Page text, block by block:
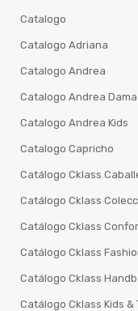
Catalogo
Catalogo Adriana
Catalogo Andrea
Catalogo Andrea Dama
Catalogo Andrea Kids
Catalogo Capricho
Catálogo Cklass
Catálogo Cklass
Catálogo Cklass
Catálogo Cklass
Catálogo Cklass
Catálogo Cklass Kids